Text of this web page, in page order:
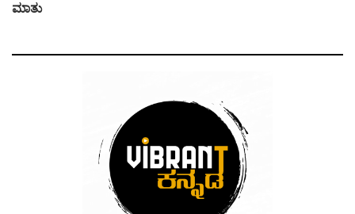
ಮಾತು